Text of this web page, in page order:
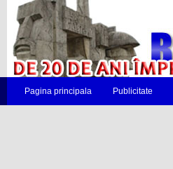
Pagina principala Publicitate